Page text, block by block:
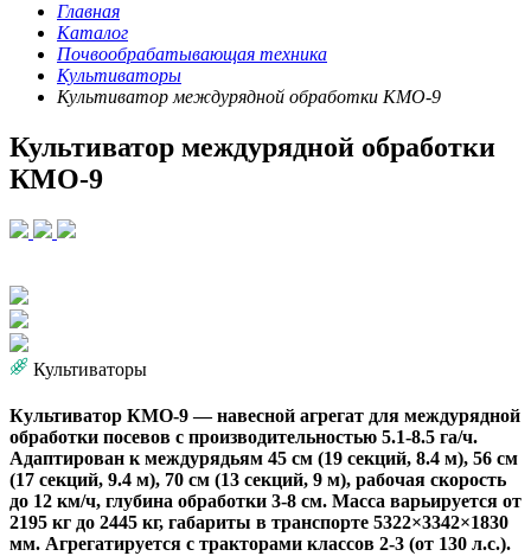
Главная
Каталог
Почвообрабатывающая техника
Культиваторы
Культиватор междурядной обработки КМО-9
Культиватор междурядной обработки
КМО-9
Культиваторы
Культиватор КМО-9 — навесной агрегат для междурядной
обработки посевов с производительностью 5.1-8.5 га/ч.
Адаптирован к междурядьям 45 см (19 секций, 8.4 м), 56 см
(17 секций, 9.4 м), 70 см (13 секций, 9 м), рабочая скорость
до 12 км/ч, глубина обработки 3-8 см. Масса варьируется от
2195 кг до 2445 кг, габариты в транспорте 5322×3342×1830
мм. Агрегатируется с тракторами классов 2-3 (от 130 л.с.).